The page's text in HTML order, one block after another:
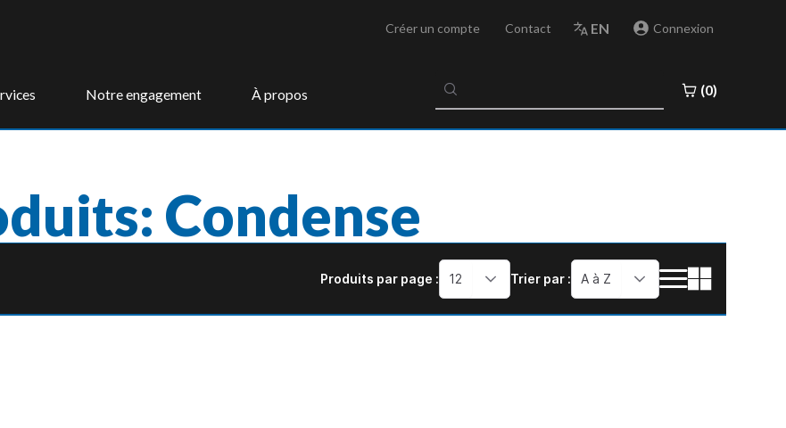
Créer un compte Contact EN Connexion
Notre engagement À propos
results
(0)
Condense
Produits par page : 12 Trier par : A à Z